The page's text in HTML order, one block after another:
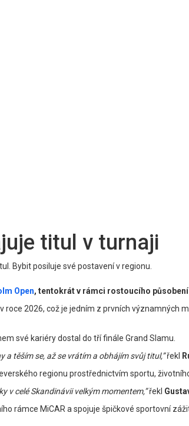
titul v turnaji
Bybit posiluje své postavení v regionu.
Open, tentokrát v rámci rostoucího
2026, což je jedním z prvních významných
své kariéry dostal do tří finále Grand Slamu.
a těším se, až se vrátím a obhájím svůj titul,”řekl
regionu prostřednictvím sportu,
v celé Skandinávii velkým momentem,”řekl
rámce MiCAR a spojuje špičkové sportovní